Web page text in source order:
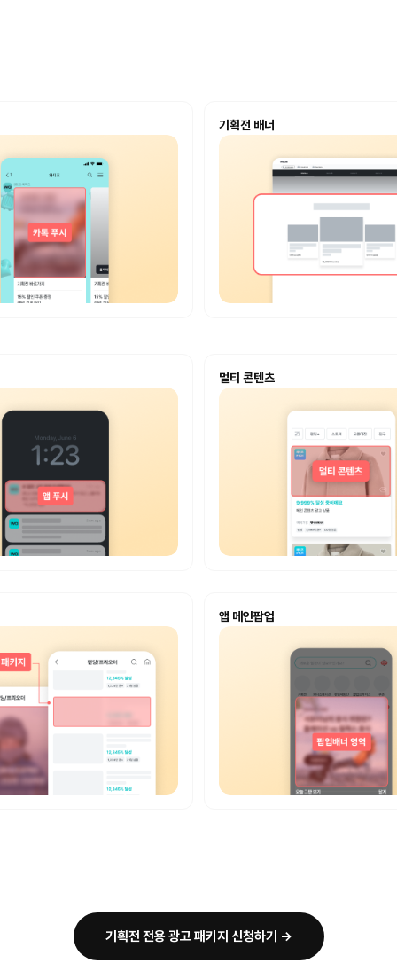
기획전 배너
멀티 콘텐츠
앱 메인팝업
기획전 전용 광고 패키지 신청하기 →